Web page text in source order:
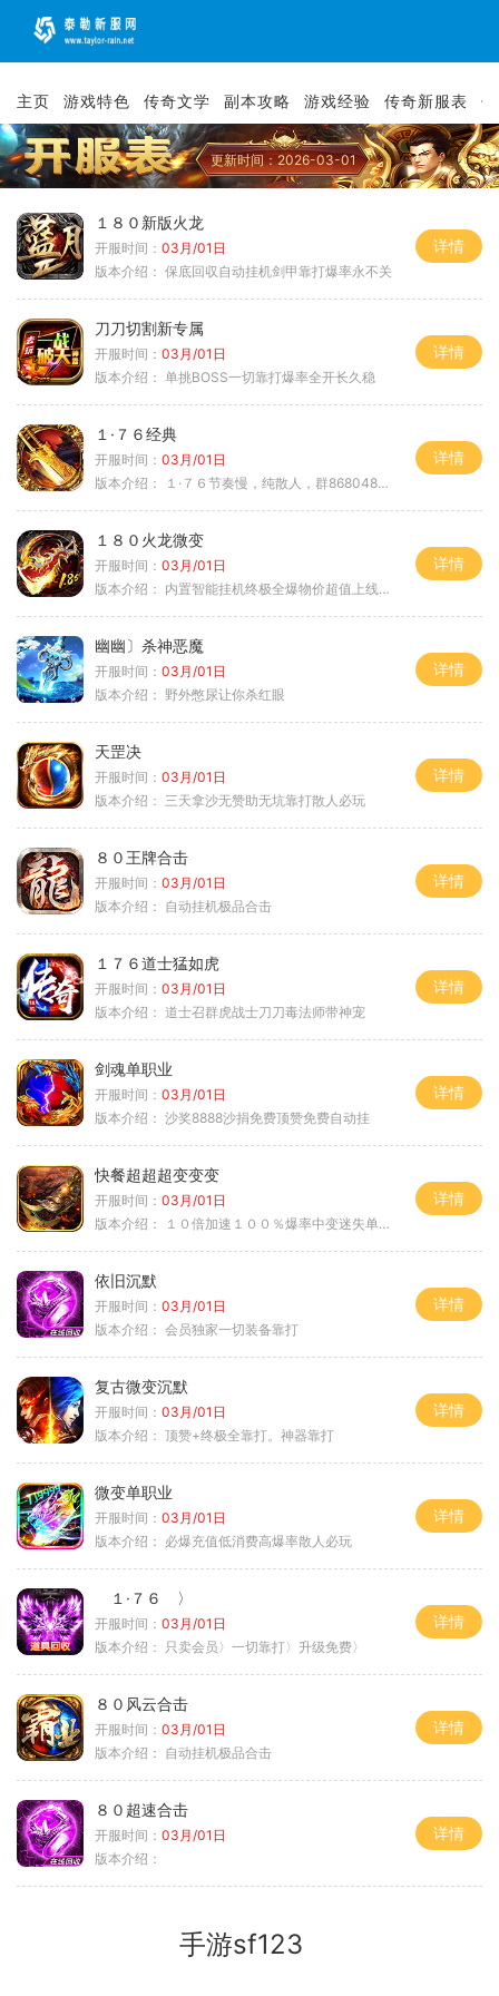
主页 游戏特色 传奇文学 副本攻略 游戏经验 传奇新服表
更新时间：2026-03-01
１８０新版火龙
开服时间： 03月/01日
版本介绍： 保底回収自动挂机剑甲靠打爆率永不关
详情
刀刀切割新专属
开服时间： 03月/01日
版本介绍： 单挑BOSS一切靠打爆率全开长久稳
详情
１·７６经典
开服时间： 03月/01日
版本介绍：
１·７６节奏慢，纯散人，群868048665
详情
１８０火龙微变
开服时间： 03月/01日
版本介绍： 内置智能挂机终极全爆物价超值上线送神器
详情
幽幽〕杀神恶魔
开服时间： 03月/01日
版本介绍： 野外憋尿让你杀红眼
详情
天罡决
开服时间： 03月/01日
版本介绍： 三天拿沙无赞助无坑靠打散人必玩
详情
８０王牌合击
开服时间： 03月/01日
版本介绍： 自动挂机极品合击
详情
１７６道士猛如虎
开服时间： 03月/01日
版本介绍： 道士召群虎战士刀刀毒法师带神宠
详情
剑魂单职业
开服时间： 03月/01日
版本介绍： 沙奖8888沙捐免费顶赞免费自动挂
详情
快餐超超超变变变
开服时间： 03月/01日
版本介绍：
１０倍加速１００％爆率中变迷失单职业
详情
依旧沉默
开服时间： 03月/01日
版本介绍： 会员独家一切装备靠打
详情
复古微变沉默
开服时间： 03月/01日
版本介绍： 顶赞+终极全靠打。神器靠打
详情
微变单职业
开服时间： 03月/01日
版本介绍： 必爆充值低消费高爆率散人必玩
详情
１·７６ 〉
开服时间： 03月/01日
版本介绍： 只卖会员〉一切靠打〉升级免费〉
详情
８０风云合击
开服时间： 03月/01日
版本介绍： 自动挂机极品合击
详情
８０超速合击
开服时间： 03月/01日
版本介绍：
详情
手游sf123